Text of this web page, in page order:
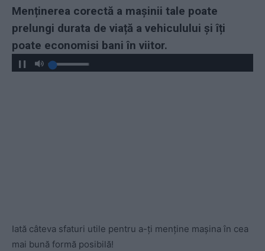
Menținerea corectă a mașinii tale poate
prelungi durata de viață a vehiculului și îți
poate economisi bani în viitor.
Iată câteva sfaturi utile pentru a-ți menține mașina în cea
mai bună formă posibilă!